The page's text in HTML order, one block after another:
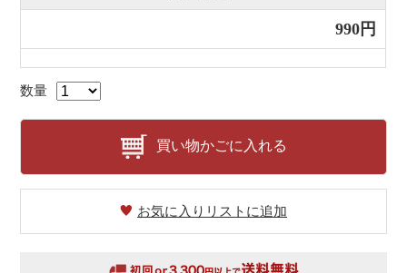
990円
数量
買い物かごに入れる
お気に入りリストに追加